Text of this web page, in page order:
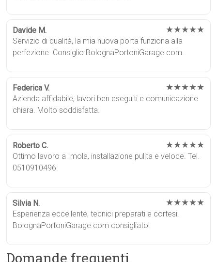
Davide M. ★★★★★
Servizio di qualità, la mia nuova porta funziona alla
perfezione. Consiglio BolognaPortoniGarage.com.
Federica V. ★★★★★
Azienda affidabile, lavori ben eseguiti e comunicazione
chiara. Molto soddisfatta.
Roberto C. ★★★★★
Ottimo lavoro a Imola, installazione pulita e veloce. Tel.
0510910496.
Silvia N. ★★★★★
Esperienza eccellente, tecnici preparati e cortesi.
BolognaPortoniGarage.com consigliato!
Domande frequenti